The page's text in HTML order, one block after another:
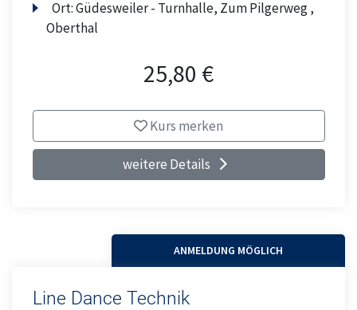
Ort:Güdesweiler - Turnhalle, Zum Pilgerweg ,
Oberthal
25,80 €
Kurs merken
weitere Details
ANMELDUNG MÖGLICH
Line Dance Technik